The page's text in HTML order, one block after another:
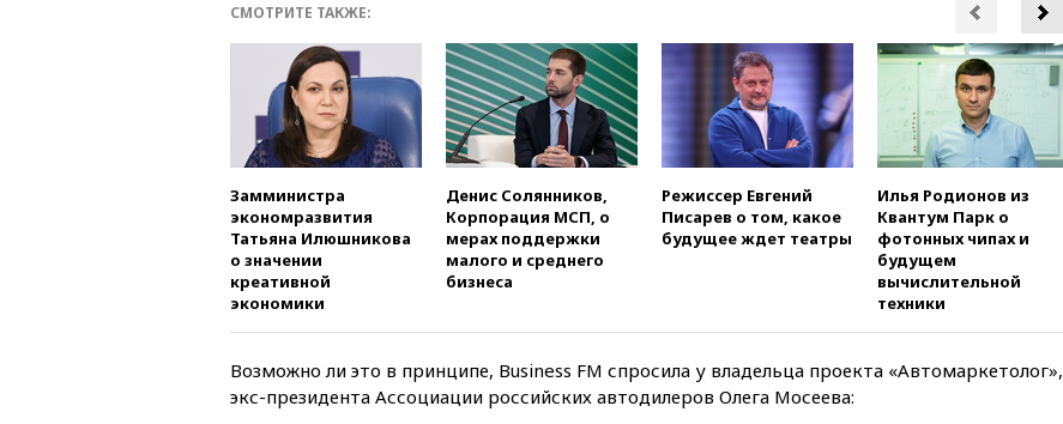
ОАЭ обвинили
Иран в атаке на судно
нефтяной компании ADNOC в
Ормузе
вчера, 18:56 «Газпром»: объем
газа в европейских подземных
хранилищах достиг
антирекорда
вчера, 18:25 ТАСС: Уиткофф и
Кушнер могут вскоре посетить
Москву и Киев
вчера, 17:43«Тиса» выдвинула
экс-председателя Верховного
Венгрии
СМОТРИТЕ ТАКЖЕ:
Замминистра
экономразвития
Татьяна Илюшникова
о значении
креативной
экономики
Денис Солянников,
Корпорация МСП, о
мерах поддержки
малого и среднего
бизнеса
Режиссер Евгений
Писарев о том, какое
будущее ждет театры
Илья Родионов из
Квантум Парк о
фотонных чипах и
будущем
вычислительной
техники
Возможно ли это в принципе, Business FM спросила у владельца проекта «Автомаркетолог»,
экс-президента Ассоциации российских автодилеров Олега Мосеева: